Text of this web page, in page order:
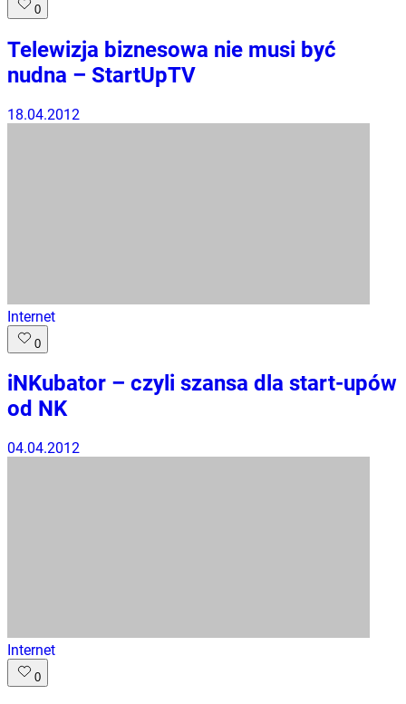
0
Telewizja biznesowa nie musi być
nudna – StartUpTV
18.04.2012
Internet
0
iNKubator – czyli szansa dla start-upów
od NK
04.04.2012
Internet
0